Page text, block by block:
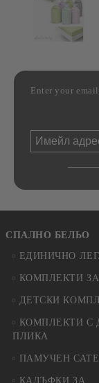
Enter your
СПАЛНО БЕЛЬО
ЕДИНИЧНО
КОМПЛЕКТИ
ДЕТСКИ
КОМПЛЕКТИ С
ПЛИКА
ПАМУЧЕН
КАЛЪФКИ ЗА